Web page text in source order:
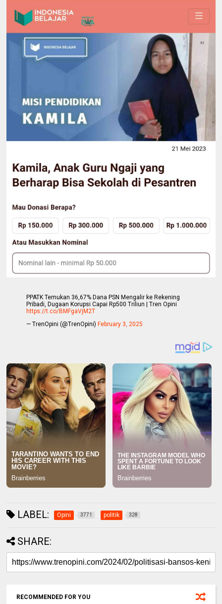
PPATK Temukan 36,67% Dana PSN Mengalir ke Rekening
Pribadi, Dugaan Korupsi Capai Rp500 Triliun | Tren Opini
https://t.co/BMFgaVjM2T
— TrenOpini (@TrenOpini) February 3, 2025
LABEL: Opini 3771 politik 328
SHARE:
RECOMMENDED FOR YOU